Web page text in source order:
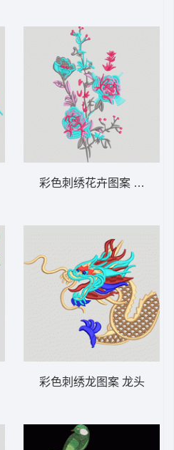
彩色刺绣花卉图案 靓花
彩色刺绣龙图案 龙头